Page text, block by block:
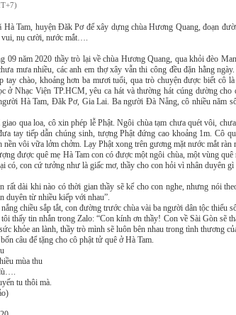
Hà Tam, huyện Đăk Pơ để xây dựng chùa Hương Quang, đoạn
vui, nụ cười, nước mắt….
09 năm 2020 thầy trò lại về chùa Hương Quang, qua khỏi đèo
mưa nhiều, các anh em thợ xây vẫn thi công đều đặn hằng
tay chào, khoảng hơn ba mươi tuổi, qua trò chuyện được biết cô
ở Nhạc Viện TP.HCM, yêu ca hát và thường hát cúng dường
Hà Tam, Đăk Pơ, Gia Lai. Ba người Đà Nẵng, cô nhiều năm
qua loa, cô xin phép lễ Phật. Ngôi chùa tạm chưa quét vôi,
tay tiếp dẫn chúng sinh, tượng Phật đứng cao khoảng 1m. Cô
nền vôi vữa lởm chởm. Lạy Phật xong trên gương mặt nước mắt
được quê mẹ Hà Tam con có được một ngôi chùa, một vùng
có, con cứ tưởng như là giấc mơ, thầy cho con hỏi vì nhân duyên
rất dài khi nào có thời gian thầy sẽ kể cho con nghe, nhưng nói
duyên từ nhiều kiếp với nhau”.
chiều sắp tắt, con đường trước chùa vài ba người dân tộc thiểu
thấy tin nhắn trong Zalo: “Con kính ơn thầy! Con về Sài Gòn sẽ
khỏe an lành, thầy trò mình sẽ luôn bên nhau trong tình thương
câu để tặng cho cô phật tử quê ở Hà Tam.
mùa thu
tu thôi mà.